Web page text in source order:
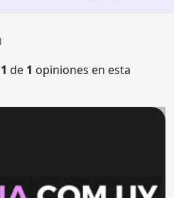
1 de 1 opiniones en esta